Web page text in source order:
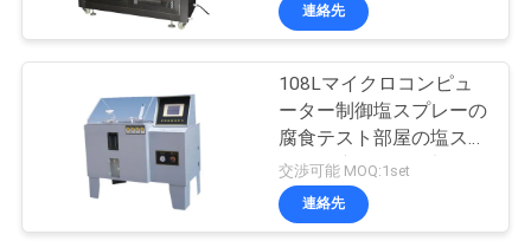
連絡先
108Lマイクロコンピュ
ーター制御塩スプレーの
腐食テスト部屋の塩スプ
レーの腐食テスト部屋
交渉可能 MOQ:1set
連絡先